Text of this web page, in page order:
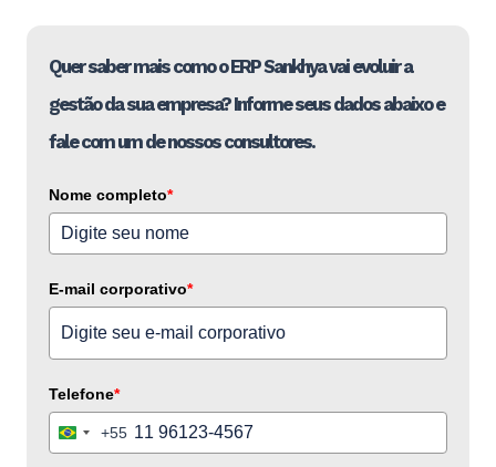
Quer saber mais como o ERP Sankhya vai evoluir a
gestão da sua empresa? Informe seus dados abaixo e
fale com um de nossos consultores.
Nome completo*
E-mail corporativo*
Telefone*
Brazil+55